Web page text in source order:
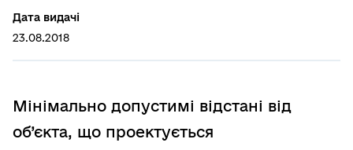
Дата видачі
23.08.2018
Мінімально допустимі відстані від
об’єкта, що проектується